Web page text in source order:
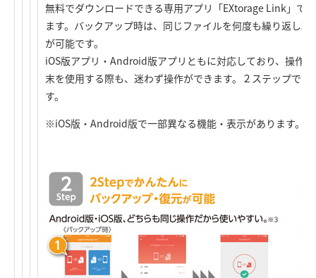
無料でダウンロードできる専用アプリ「EXtorage Link」で
ます。バックアップ時は、同じファイルを何度も繰り返し
が可能です。
iOS版アプリ・Android版アプリともに対応しており、操作
末を使用する際も、迷わず操作ができます。２ステップで
す。
※iOS版・Android版で一部異なる機能・表示があります。